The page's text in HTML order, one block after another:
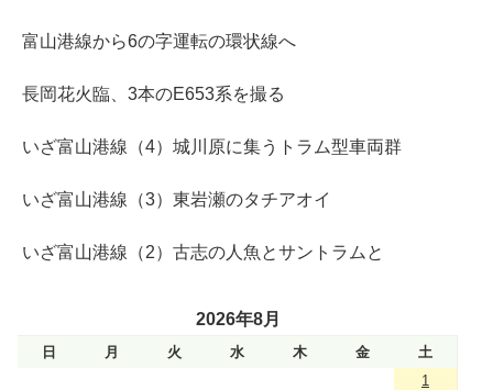
富山港線から6の字運転の環状線へ
長岡花火臨、3本のE653系を撮る
いざ富山港線（4）城川原に集うトラム型車両群
いざ富山港線（3）東岩瀬のタチアオイ
いざ富山港線（2）古志の人魚とサントラムと
2026年8月
日 月 火 水 木 金
土
1